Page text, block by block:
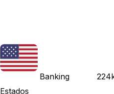
Estados
Banking